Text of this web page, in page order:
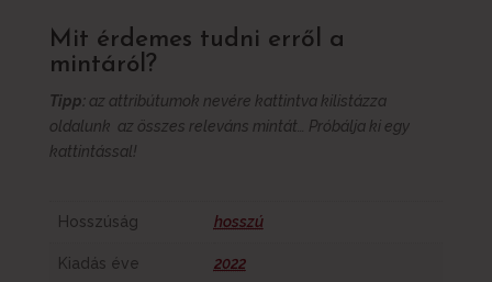
Mit érdemes tudni erről a
mintáról?
Tipp:az attribútumok nevére kattintva kilistázza
oldalunk az összes releváns mintát… Próbálja ki egy
kattintással!
Hosszúság hosszú
Kiadás éve 2022